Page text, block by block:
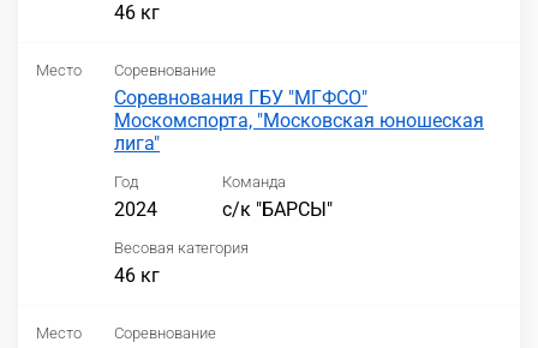
46 кг
Место Соревнование
Соревнования ГБУ "МГФСО"
Москомспорта, "Московская юношеская
лига"
Год
2024
Команда
с/к "БАРСЫ"
Весовая категория
46 кг
Место Соревнование